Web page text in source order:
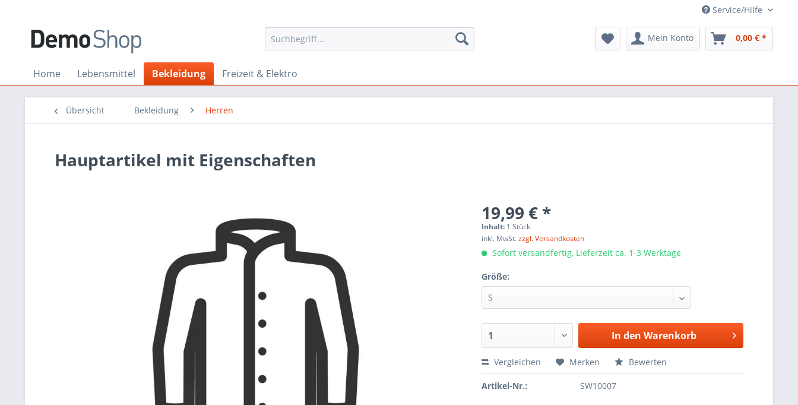
Service/Hilfe
Mein Konto 0,00 € *
Home Lebensmittel Bekleidung Freizeit & Elektro
Übersicht Bekleidung Herren
Hauptartikel mit Eigenschaften
19,99 € *
Inhalt: 1 Stück
inkl. MwSt.zzgl. Versandkosten
Sofort versandfertig, Lieferzeit ca. 1-3 Werktage
Größe:
In den Warenkorb
Vergleichen Merken Bewerten
Artikel-Nr.: SW10007